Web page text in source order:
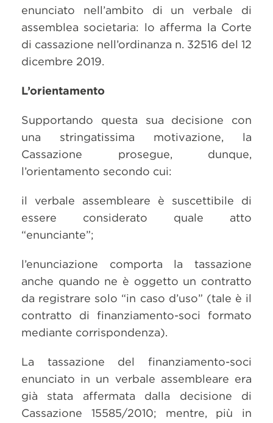
enunciato nell’ambito di un verbale di
assemblea societaria: lo afferma la Corte
di cassazione nell’ordinanza n. 32516 del 12
dicembre 2019.
L’orientamento
Supportando questa sua decisione con
una stringatissima motivazione, la
Cassazione prosegue, dunque,
l’orientamento secondo cui:
il verbale assembleare è suscettibile di
essere considerato quale atto
“enunciante”;
l’enunciazione comporta la tassazione
anche quando ne è oggetto un contratto
da registrare solo “in caso d’uso” (tale è il
contratto di finanziamento-soci formato
mediante corrispondenza).
La tassazione del finanziamento-soci
enunciato in un verbale assembleare era
già stata affermata dalla decisione di
Cassazione 15585/2010; mentre, più in